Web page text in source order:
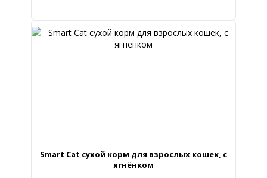
Smart Cat сухой корм для взрослых кошек, с
ягнёнком